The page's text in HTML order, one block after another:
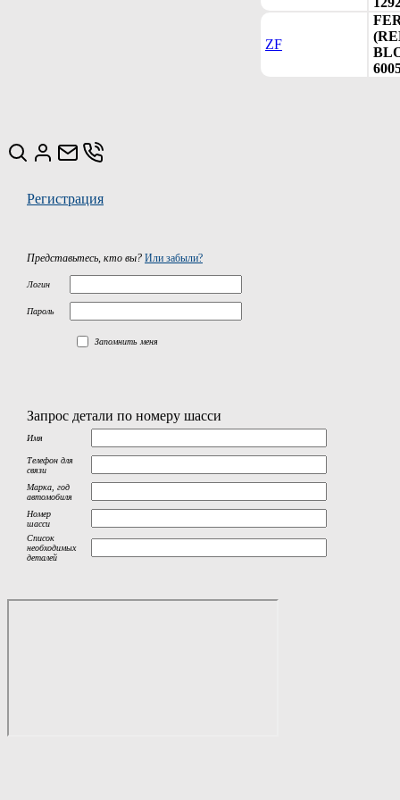
ZF
Регистрация
Представьтесь, кто вы? Или забыли?
Логин
Пароль
Запомнить меня
Запрос детали по номеру шасси
Имя
Телефон для
связи
Марка, год
автомобиля
Номер
шасси
Список
необходимых
деталей